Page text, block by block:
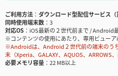
ご利用方法
ダウンロード型配信サービス（
同時使用端末数
3
対応OS
iOS最新の２世代前まで / Android
※コンテンツの使用にあたり、専用ビュー
※Androidは、Android２世代前の端末のう
末（Xperia、GALAXY、AQUOS、ARROWS
必要メモリ容量
22 MB以上